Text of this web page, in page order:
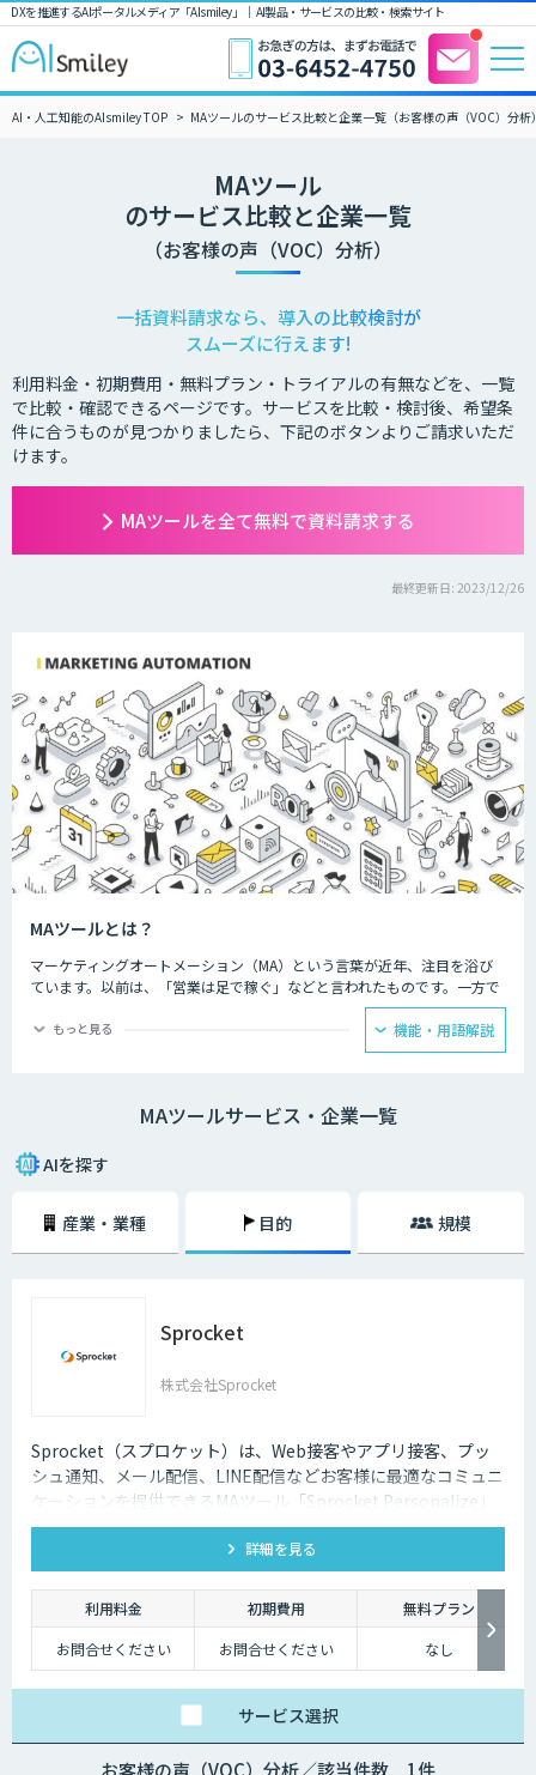
DXを推進するAIポータルメディア「AIsmiley」｜ AI製品・サービスの比較・検索サイト
AI・人工知能のAIsmiley TOP MAツールのサービス比較と企業一覧（お客様の声（VOC）分析
MAツール
のサービス比較と企業一覧
（お客様の声（VOC）分析）
一括資料請求なら、導入の比較検討が
スムーズに行えます!
利用料金・初期費用・無料プラン・トライアルの有無などを、一覧
で比較・確認できるページです。サービスを比較・検討後、希望条
件に合うものが見つかりましたら、下記のボタンよりご請求いただ
けます。
MAツールを全て無料で資料請求する
最終更新日: 2023/12/26
MAツールとは？
マーケティングオートメーション（MA）という言葉が近年、注目を浴び
ています。以前は、「営業は足で稼ぐ」などと言われたものです。一方で
近年は、「業務の効率化に向けて、過去データの蓄積やAIによる予測を生
かして営業活動やマーケティング業務を自動化していこう」という考え方
が欧米圏を中心に主流となっており、そうした流れが日本にも到来してい
マーケテイングオートメーションとは、顧客それぞれの興味関心に合った
ラットフォームです。One-to-oneマーケティングは、その規模が大きくな
るほどに膨大な作業を要します。どのように自動化・シンプルにする仕組
を集めているのは、One-to-oneマーケティングの実現に必要不可欠なソリ
もっと見る 機能・用語解説
MAツールサービス・企業一覧
AIを探す
産業・業種 目的 規模
Sprocket
株式会社Sprocket
Sprocket（スプロケット）は、Web接客やアプリ接客、プッ
シュ通知、メール配信、LINE配信などお客様に最適なコミュニ
ケーションを提供できるMAツール「Sprocket Personalize」
を提供しています。
詳細を見る
利用料金 初期費用
無料プラン
お問合せください
お問合せください なし
サービス選択
お客様の声（VOC）分析／該当件数 1件